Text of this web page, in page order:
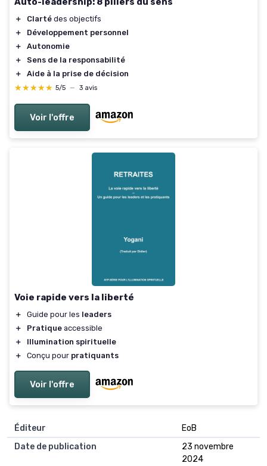
＋ Clarté des objectifs
＋
Développement personnel
＋
Autonomie
＋
Sens de la responsabilité
＋
Aide à la prise de décision
★★★★★
★★★★★ 5/5 — 3 avis
Voir l'offre
Voie rapide vers la liberté
＋ Guide pour les leaders
＋
Pratique accessible
＋
Illumination spirituelle
＋
Conçu pour pratiquants
Voir l'offre
Éditeur
EoB
Date de publication
23 novembre
2024